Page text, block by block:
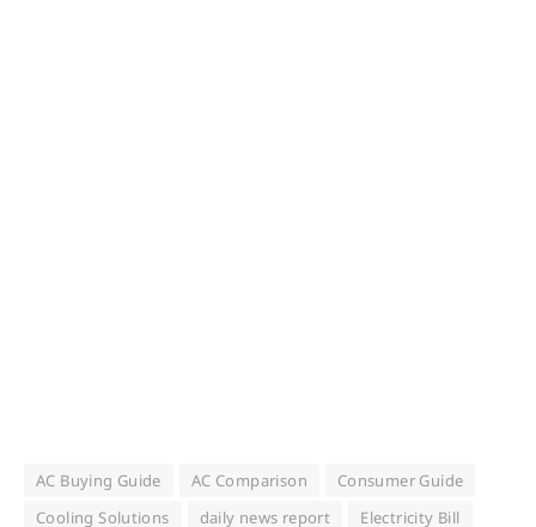
AC Buying Guide AC Comparison
Consumer Guide
Cooling Solutions
daily news report Electricity Bill